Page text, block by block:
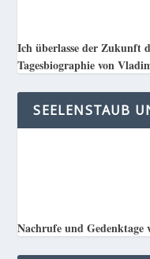
Ich überlasse der Zukunft
Tagesbiographie von
SEELENSTAUB
Nachrufe und